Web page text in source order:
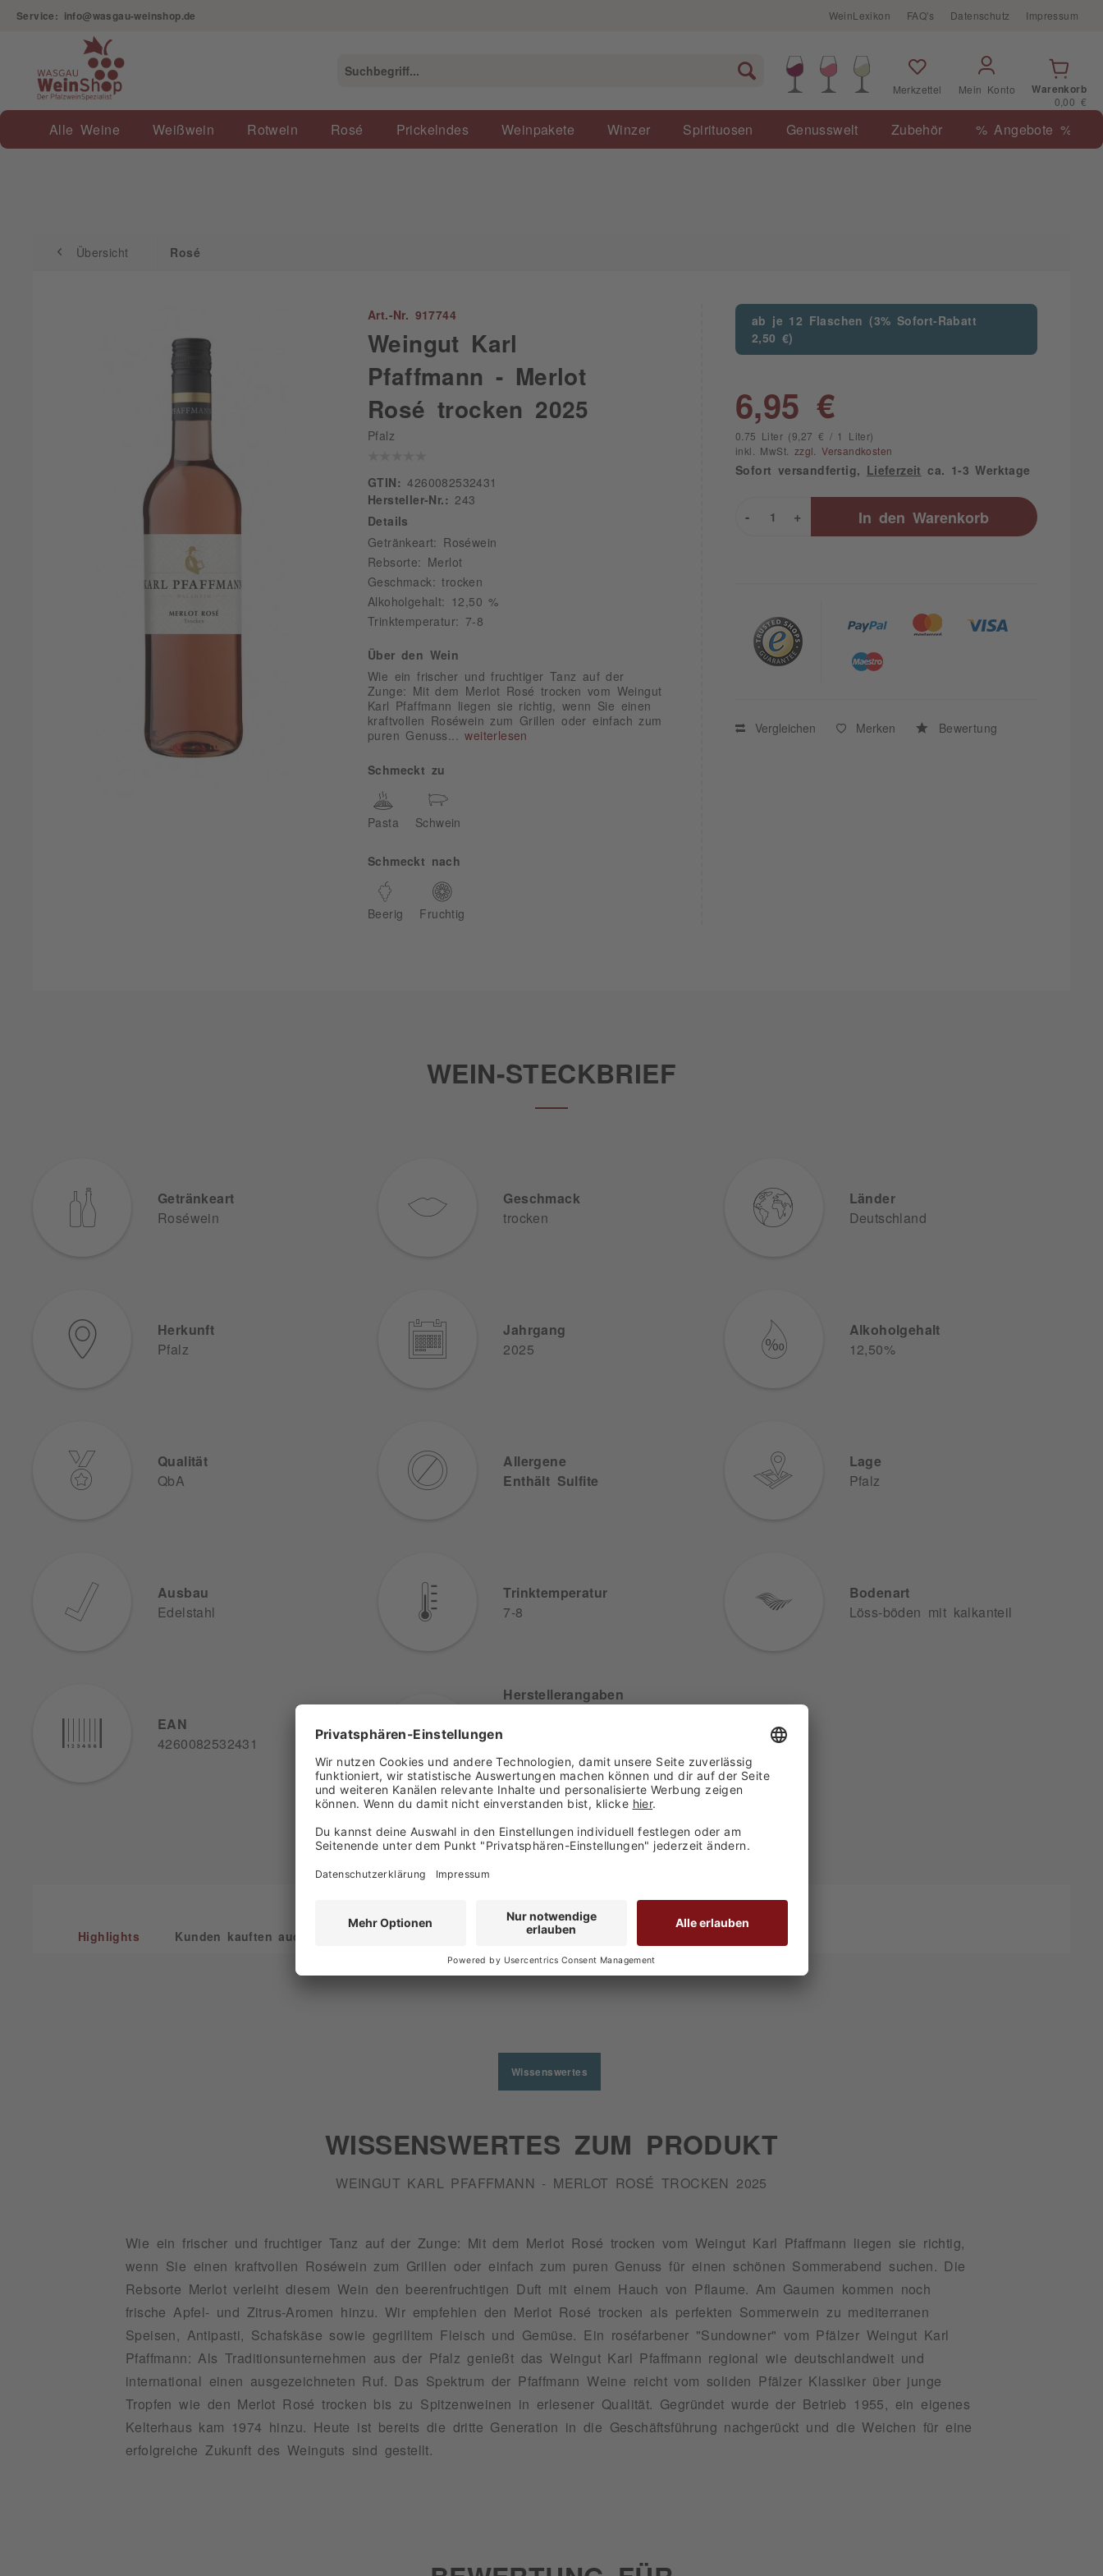
Service: info@wasgau-weinshop.de WeinLexikon FAQ's Datenschutz Impressum
Merkzettel Mein Konto
Warenkorb
0,00 €
Alle Weine Weißwein Rotwein Rosé Prickelndes Weinpakete Winzer Spirituosen Genusswelt Zubehör % Angebote %
Übersicht Rosé
Übersicht Rosé
Art.-Nr. 917744
Weingut Karl
Pfaffmann - Merlot
Rosé trocken 2025
Pfalz
GTIN:
4260082532431
Hersteller-Nr.:
243
Details
Getränkeart: Roséwein
Rebsorte: Merlot
Geschmack: trocken
Alkoholgehalt: 12,50 %
Trinktemperatur: 7-8
Über den Wein
Wie ein frischer und fruchtiger Tanz auf der
Zunge: Mit dem Merlot Rosé trocken vom Weingut
Karl Pfaffmann liegen sie richtig, wenn Sie einen
kraftvollen Roséwein zum Grillen oder einfach zum
puren Genuss...weiterlesen
Schmeckt zu
Pasta Schwein
Schmeckt nach
Beerig Fruchtig
ab je 12 Flaschen (3% Sofort-Rabatt
2,50 €)
6,95 €
0.75 Liter (9,27 € / 1 Liter)
inkl. MwSt. zzgl. Versandkosten
Sofort versandfertig, Lieferzeit ca. 1-3 Werktage
+
- In den Warenkorb
Vergleichen Merken Bewertung
WEIN-STECKBRIEF
Getränkeart
Roséwein
Geschmack
trocken
Länder
Deutschland
Herkunft
Pfalz
Jahrgang
2025
Alkoholgehalt
12,50%
Qualität
QbA
Allergene
Enthält Sulfite
Lage
Pfalz
Ausbau
Edelstahl
Trinktemperatur
7-8
Bodenart
Löss-böden mit kalkanteil
EAN
4260082532431
Herstellerangaben
76833 Walsheim
Deutschland
Highlights Kunden kauften auch Kunden haben sich ebenfalls angesehen
Wissenswertes
WISSENSWERTES ZUM PRODUKT
WEINGUT KARL PFAFFMANN - MERLOT ROSÉ TROCKEN 2025
Wie ein frischer und fruchtiger Tanz auf der Zunge: Mit dem Merlot Rosé trocken vom Weingut Karl Pfaffmann liegen sie richtig,
wenn Sie einen kraftvollen Roséwein zum Grillen oder einfach zum puren Genuss für einen schönen Sommerabend suchen. Die
Rebsorte Merlot verleiht diesem Wein den beerenfruchtigen Duft mit einem Hauch von Pflaume. Am Gaumen kommen noch
frische Apfel- und Zitrus-Aromen hinzu. Wir empfehlen den Merlot Rosé trocken als perfekten Sommerwein zu mediterranen
Speisen, Antipasti, Schafskäse sowie gegrilltem Fleisch und Gemüse. Ein roséfarbener "Sundowner" vom Pfälzer Weingut Karl
Pfaffmann: Als Traditionsunternehmen aus der Pfalz genießt das Weingut Karl Pfaffmann regional wie deutschlandweit und
international einen ausgezeichneten Ruf. Das Spektrum der Pfaffmann Weine reicht vom soliden Pfälzer Klassiker über junge
Tropfen wie den Merlot Rosé trocken bis zu Spitzenweinen in erlesener Qualität. Gegründet wurde der Betrieb 1955, ein eigenes
Kelterhaus kam 1974 hinzu. Heute ist bereits die dritte Generation in die Geschäftsführung nachgerückt und die Weichen für eine
erfolgreiche Zukunft des Weinguts sind gestellt.